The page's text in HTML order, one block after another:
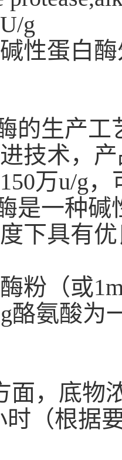
g
性蛋白
的生产
技术，
万u/g
是一种
下具有
粉（或
酪氨酸为
面，底物
时（根据